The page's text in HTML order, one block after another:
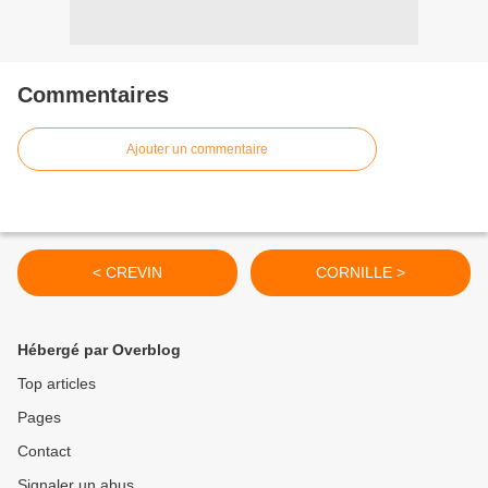
Commentaires
Ajouter un commentaire
< CREVIN CORNILLE >
Hébergé par Overblog
Top articles
Pages
Contact